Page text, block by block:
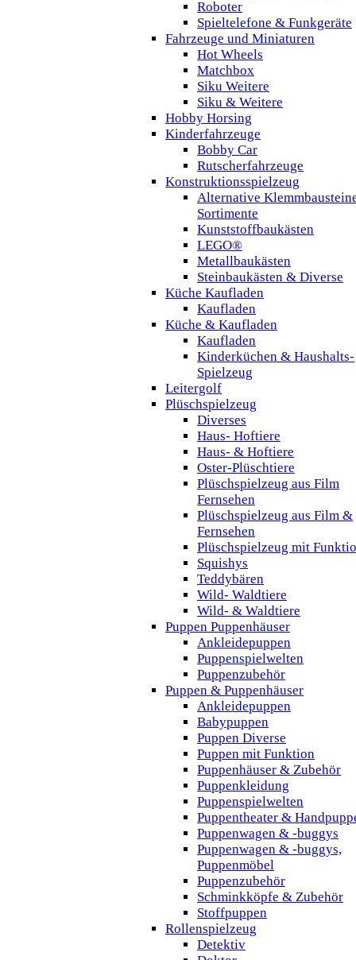
Roboter
Spieltelefone & Funkgeräte
Fahrzeuge und Miniaturen
Hot Wheels
Matchbox
Siku Weitere
Siku & Weitere
Hobby Horsing
Kinderfahrzeuge
Bobby Car
Rutscherfahrzeuge
Konstruktionsspielzeug
Alternative
Sortimente
Kunststoffbaukästen
LEGO®
Metallbaukästen
Steinbaukästen & Diverse
Küche Kaufladen
Kaufladen
Küche & Kaufladen
Kaufladen
Kinderküchen & Haushalts-
Spielzeug
Leitergolf
Plüschspielzeug
Diverses
Haus- Hoftiere
Haus- & Hoftiere
Oster-Plüschtiere
Plüschspielzeug aus Film
Fernsehen
Plüschspielzeug aus Film &
Fernsehen
Plüschspielzeug mit
Squishys
Teddybären
Wild- Waldtiere
Wild- & Waldtiere
Puppen Puppenhäuser
Ankleidepuppen
Puppenspielwelten
Puppenzubehör
Puppen & Puppenhäuser
Ankleidepuppen
Babypuppen
Puppen Diverse
Puppen mit Funktion
Puppenhäuser & Zubehör
Puppenkleidung
Puppenspielwelten
Puppentheater &
Puppenwagen & -buggys
Puppenwagen & -buggys,
Puppenmöbel
Puppenzubehör
Schminkköpfe & Zubehör
Stoffpuppen
Rollenspielzeug
Detektiv